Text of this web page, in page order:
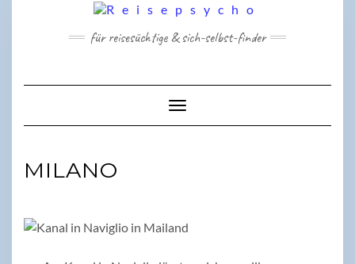
für reisesüchtige & sich-selbst-finder
Toggle Navigation
MILANO